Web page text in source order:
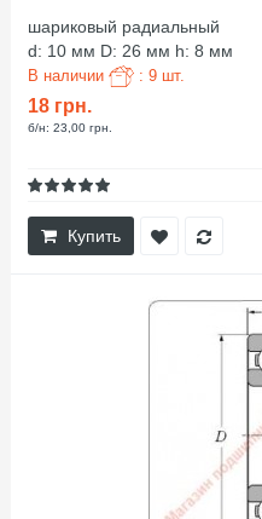
шариковый радиальный
d: 10 мм D: 26 мм h: 8 мм
В наличии : 9 шт.
18 грн.
б/н: 23,00 грн.
Купить